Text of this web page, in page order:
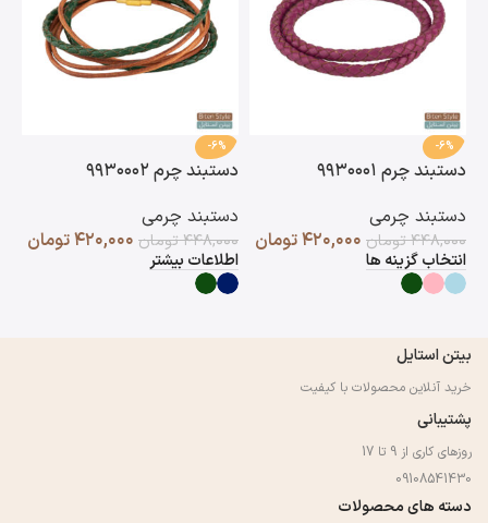
-6%
دستبند چرم ۹۹۳۰۰۰۱
دستبند چرمی
۴۴۸,۰۰۰تومان ۴۲۰,۰۰۰تومان
انتخاب گزینه ها
-6%
دستبند چرم ۹۹۳۰۰۰۲
دستبند چرمی
۴۴۸,۰۰۰تومان ۴۲۰,۰۰۰تومان
اطلاعات بیشتر
بیتن استایل
خرید آنلاین محصولات با کیفیت
پشتیبانی
روزهای کاری از 9 تا 17
09108541430
دسته های محصولات